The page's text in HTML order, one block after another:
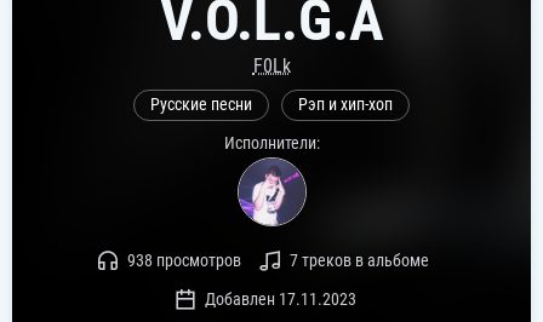
V.O.L.G.A
F0Lk
Русские песни
Рэп и хип-хоп
Исполнители:
938 просмотров
7 треков в альбоме
Добавлен 17.11.2023